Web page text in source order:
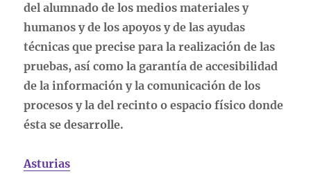
del alumnado de los medios materiales y
humanos y de los apoyos y de las ayudas
técnicas que precise para la realización de las
pruebas, así como la garantía de accesibilidad
de la información y la comunicación de los
procesos y la del recinto o espacio físico donde
ésta se desarrolle.
Asturias